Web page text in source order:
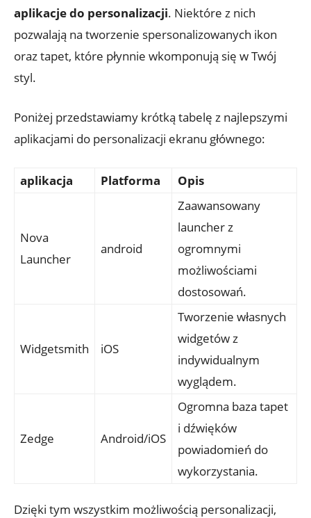
aplikacje⁢ do personalizacji. Niektóre z nich
pozwalają na tworzenie spersonalizowanych ikon
⁢oraz tapet, które płynnie wkomponują się w ​Twój
styl.
Poniżej przedstawiamy krótką‍ tabelę z najlepszymi
aplikacjami ⁣do personalizacji ekranu głównego:
aplikacja Platforma Opis
Nova
Launcher
android
Zaawansowany
⁣launcher z
ogromnymi
możliwościami ​
dostosowań.
Widgetsmith iOS
Tworzenie własnych
widgetów z
indywidualnym
‌wyglądem.
Zedge Android/iOS
Ogromna baza tapet
i dźwięków
powiadomień do
‌wykorzystania.
Dzięki tym wszystkim możliwością⁤ personalizacji,